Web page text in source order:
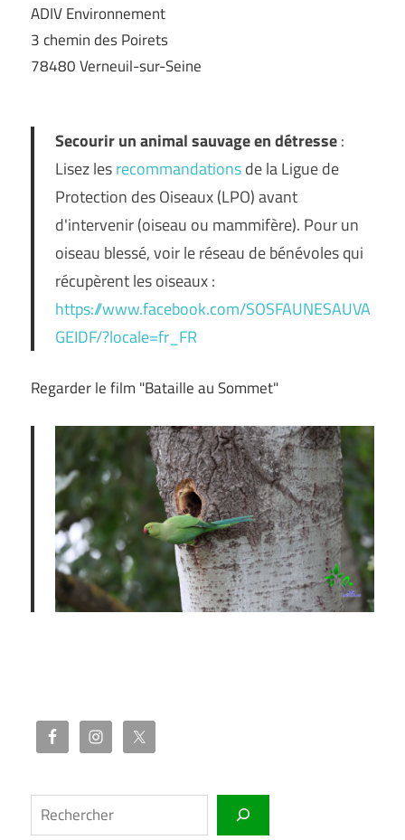
ADIV Environnement
3 chemin des Poirets
78480 Verneuil-sur-Seine
Secourir un animal sauvage en détresse:
Lisez lesrecommandationsde la Ligue de
Protection des Oiseaux (LPO) avant
d'intervenir (oiseau ou mammifère). Pour un
oiseau blessé, voir le réseau de bénévoles qui
récupèrent les oiseaux :
https://www.facebook.com/SOSFAUNESAUVA
GEIDF/?locale=fr_FR
Regarder le film "Bataille au Sommet"
Rechercher